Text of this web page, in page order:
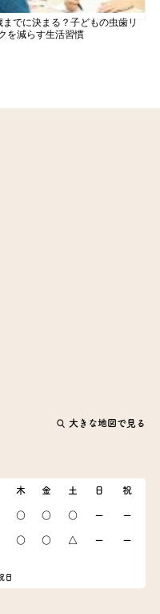
までに決まる？子どもの虫歯リ
を減らす生活習慣
大きな地図で見る
木 金 土 日 祝
○ ○ ○ ー ー
○ ○ △ ー ー
日